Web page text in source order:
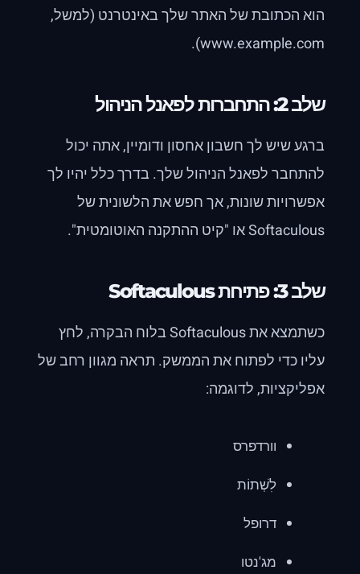
הוא הכתובת של האתר שלך באינטרנט (למשל,
www.example.com).
שלב 2: התחברות לפאנל הניהול
ברגע שיש לך חשבון אחסון ודומיין, אתה יכול
להתחבר לפאנל הניהול שלך. בדרך כלל יהיו לך
אפשרויות שונות, אך חפש את הלשונית של
Softaculous או "קיט ההתקנה האוטומטית".
שלב 3: פתיחת Softaculous
כשתמצא את Softaculous בלוח הבקרה, לחץ
עליו כדי לפתוח את הממשק. תראה מגוון רחב של
אפליקציות, לדוגמה:
וורדפרס
לִשְׁתוֹת
דרופל
מג'נטו